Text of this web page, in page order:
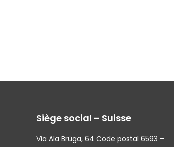
Siège social – Suisse
Via Ala Brüga, 64 Code postal 6593 –